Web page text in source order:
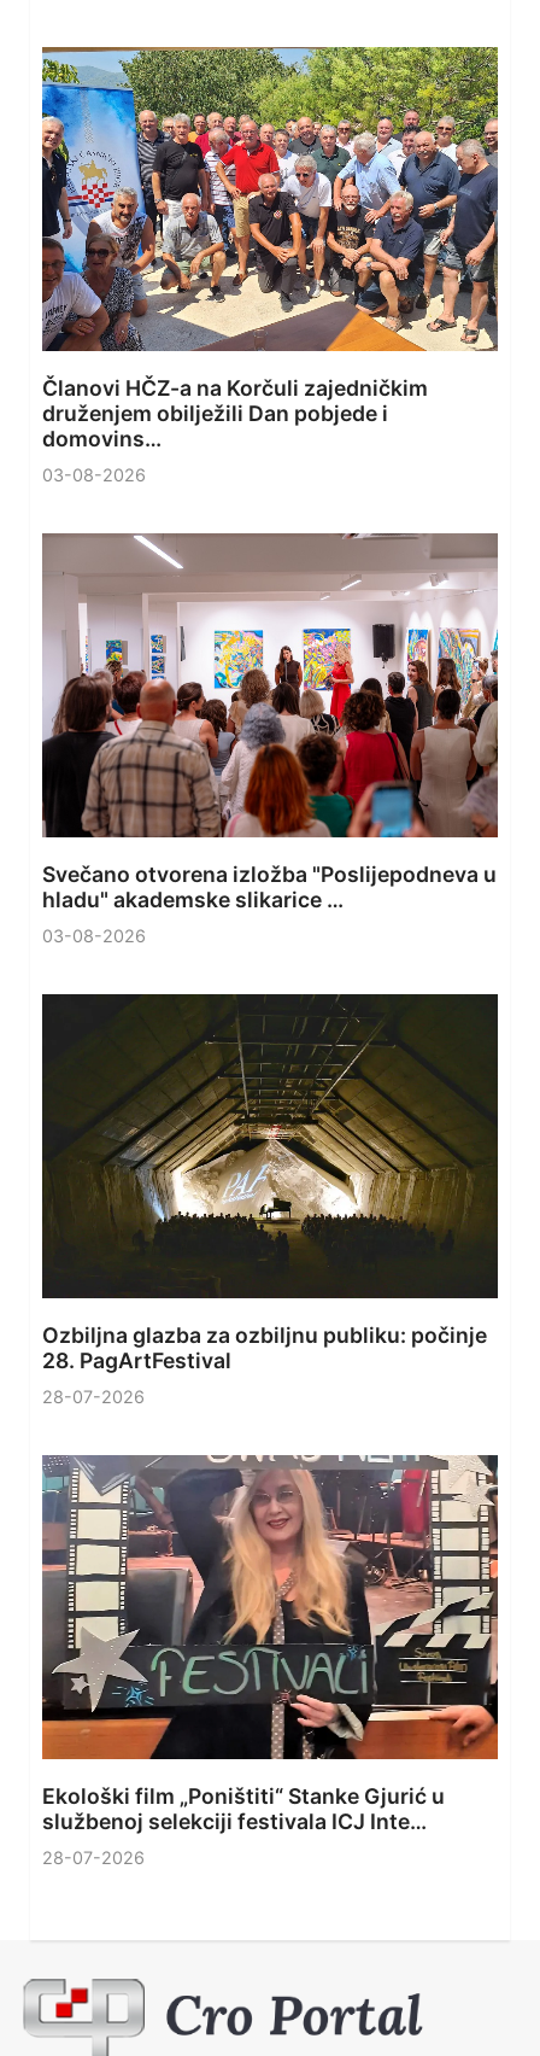
Članovi HČZ-a na Korčuli zajedničkim
druženjem obilježili Dan pobjede i
domovins…
03-08-2026
Svečano otvorena izložba "Poslijepodneva u
hladu" akademske slikarice …
03-08-2026
Ozbiljna glazba za ozbiljnu publiku: počinje
28. PagArtFestival
28-07-2026
Ekološki film „Poništiti“ Stanke Gjurić u
službenoj selekciji festivala ICJ Inte…
28-07-2026